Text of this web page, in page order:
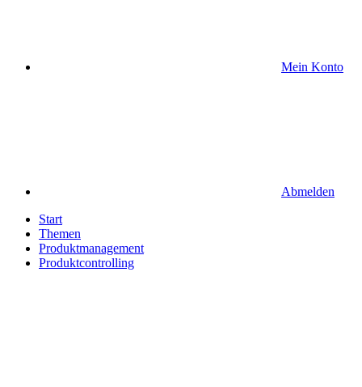
Mein Konto
Abmelden
Start
Themen
Produktmanagement
Produktcontrolling